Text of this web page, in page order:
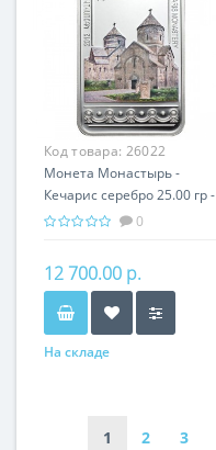
Код товара: 26022
Монета Монастырь -
Кечарис серебро 25.00 гр -
православный подарок
0
12 700.00 р.
На складе
1 2 3